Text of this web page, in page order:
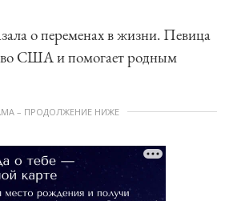
о переменах в жизни. Певица
США и помогает родным
– ПРОДОЛЖЕНИЕ НИЖЕ